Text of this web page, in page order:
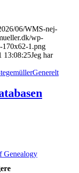
Genealogy
06/WMS-nej-
wp-
170x62-1.png
13:08:25Jeg har
Generelt